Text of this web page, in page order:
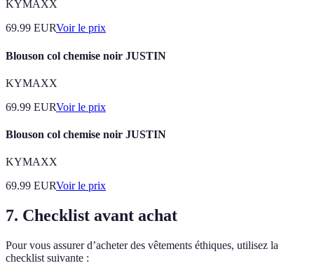
KYMAXX
69.99 EURVoir le prix
Blouson col chemise noir JUSTIN
KYMAXX
69.99 EURVoir le prix
Blouson col chemise noir JUSTIN
KYMAXX
69.99 EURVoir le prix
7. Checklist avant achat
Pour vous assurer d’acheter des vêtements éthiques, utilisez la
checklist suivante :